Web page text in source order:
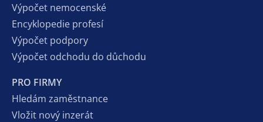
Výpočet nemocenské
Encyklopedie profesí
Výpočet podpory
Výpočet odchodu do důchodu
PRO FIRMY
Hledám zaměstnance
Vložit nový inzerát